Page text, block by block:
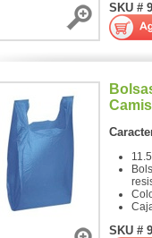
SKU #
SKU #